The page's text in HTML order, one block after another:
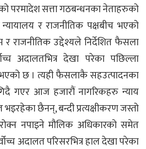
परमादेश सत्ता गठबन्धनका नेताहरुको
न्यायालय र राजनीतिक पक्षबीच भएको
र राजनीतिक उद्देश्यले निर्देशित फैसला
अदालतभित्र देखा परेका पछिल्ला
भएको छ । त्यही फैसलाकै सहउत्पादनका
गएर आज हजारौं नागरिकहरु न्याय
भइरहेका छैनन्, बन्दी प्रत्यक्षीकरण जस्तो
नपाइने मौलिक अधिकारको समेत
अदालत परिसरभित्र हाल देखा परेका